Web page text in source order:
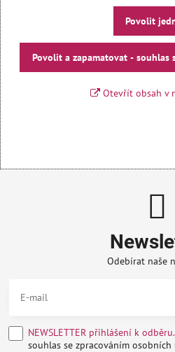
Povolit
Povolit a zapamatovat - souhlas
Otevřít obsah v
Odebírat naše
NEWSLETTER přihlášení k odběru.
souhlas se